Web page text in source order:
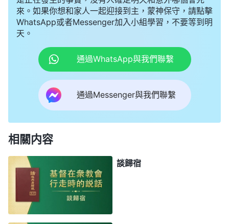
來。如果你想和家人一起迎接到主，蒙神保守，請點擊
WhatsApp或者Messenger加入小組學習，不要等到明
天。
通過WhatsApp與我們聯繫
通過Messenger與我們聯繫
相關内容
談歸宿